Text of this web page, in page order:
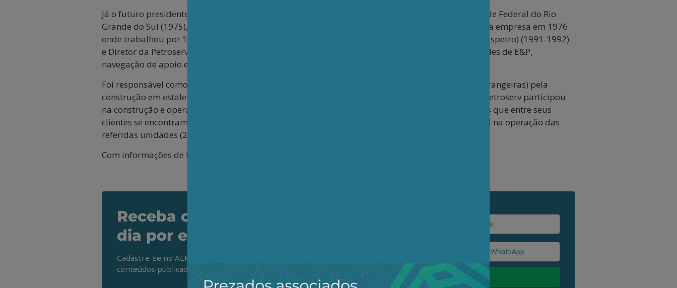
Já o futuro presidente do CA, Márcio Andrade Weber, é engenheiro civil formado pela Universidade Federal do Rio
Grande do Sul (1975), com especialização em engenharia de petróleo pela Petrobras. Ingressou na empresa em 1976
onde trabalhou por 16 anos. Foi membro da Diretoria de Serviços da Petrobras Internacional (Braspetro) (1991-1992)
e Diretor da Petroserv S.A. (2007 -2020), desenvolvendo a participação da companhia nas atividades de E&P,
navegação de apoio e sondas de perfuração para águas profundas.
Foi responsável como CEO da empresa BOS navegação (JV entre Petroserv e duas companhias estrangeiras) pela
construção em estaleiros nacionais de 4 rebocadores de apoio. Paralelamente, como Diretor da Petroserv participou
na construção e operação de 4 plataformas de perfuração para águas profundas, unidades estas que entre seus
clientes se encontram a Shell e a ENI (Indonésia). Posteriormente prestou assessoria ao grupo PMI na operação das
referidas unidades (2020-2021).
Com informações de Petronotícias e Brasil 247
Receba os destaques do
dia por e-mail
Cadastre-se no AEPET Direto para receber os principais
conteúdos publicados em nosso site.